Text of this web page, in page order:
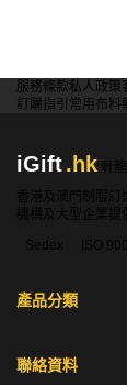
服務條款私人政策
訂購指引 常用布料
iGift.hk
軒
香港及澳門制服訂
機構及大型企業
Sedex
ISO
產品分類
聯絡資料